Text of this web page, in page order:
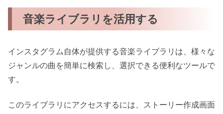
音楽ライブラリを活用する
インスタグラム自体が提供する音楽ライブラリは、様々な
ジャンルの曲を簡単に検索し、選択できる便利なツールで
す。
このライブラリにアクセスするには、ストーリー作成画面